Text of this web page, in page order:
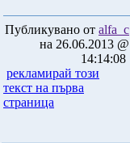
Публикувано от alfa_c
на 26.06.2013 @
14:14:08
рекламирай този
текст на първа
страница